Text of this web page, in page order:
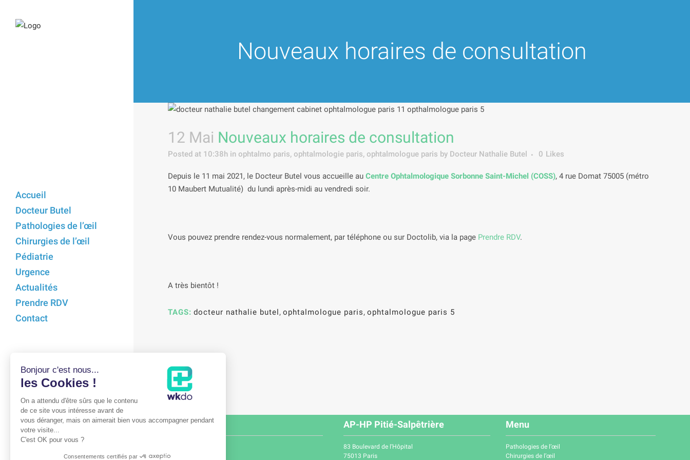
Accueil
Docteur Butel
Pathologies de l’œil
Chirurgies de l’œil
Pédiatrie
Urgence
Actualités
Prendre RDV
Contact
Nouveaux horaires de consultation
12 Mai Nouveaux horaires de consultation
Posted at 10:38h in ophtalmo paris, ophtalmologie paris, ophtalmologue paris by Docteur Nathalie Butel 0 Likes
Depuis le 11 mai 2021, le Docteur Butel vous accueille auCentre Ophtalmologique Sorbonne Saint-Michel (COSS), 4 rue Domat 75005 (métro
10 Maubert Mutualité) du lundi après-midi au vendredi soir.
Vous pouvez prendre rendez-vous normalement, par téléphone ou sur Doctolib, via la page Prendre RDV.
A très bientôt !
TAGS: docteur nathalie butel, ophtalmologue paris, ophtalmologue paris 5
POPP15
75015 Paris
AP-HP Pitié-Salpêtrière
83 Boulevard de l’Hôpital
75013 Paris
Menu
Pathologies de l’œil
Chirurgies de l’œil
Bonjour c'est nous...
les Cookies !
On a attendu d'être sûrs que le contenu
de ce site vous intéresse avant de
vous déranger, mais on aimerait bien vous accompagner pendant
votre visite...
C'est OK pour vous ?
Consentements certifiés par